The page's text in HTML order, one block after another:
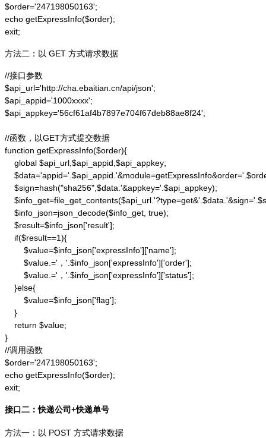
$order='247198050163';
echo getExpressInfo($order);
exit;
方法二：以 GET 方式请求数据
//接口参数
$api_url='http://cha.ebaitian.cn/api/json';
$api_appid='1000xxxx';
$api_appkey='56cf61af4b7897e704f67deb88ae8f24';
//函数，以GET方式提交数据
function getExpressInfo($order){
    global $api_url,$api_appid,$api_appkey;
    $sign=hash("sha256",$data.'&appkey='.$api_appkey);
    $info_json=json_decode($info_get, true);
    $result=$info_json['result'];
    if($result==1){
        $value=$info_json['expressInfo']['name'];
        $value.='，'.$info_json['expressInfo']['order'];
        $value.='，'.$info_json['expressInfo']['status'];
    }else{
        $value=$info_json['flag'];
    }
    return $value;
}
//调用函数
$order='247198050163';
echo getExpressInfo($order);
exit;
接口二：快递公司+快递单号
方法一：以 POST 方式请求数据